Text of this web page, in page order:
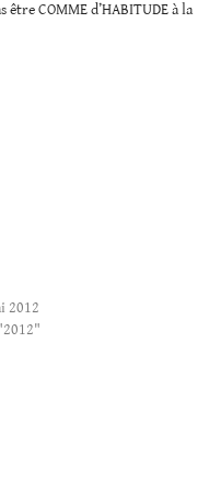
COMME d’HABITUDE à la
2012